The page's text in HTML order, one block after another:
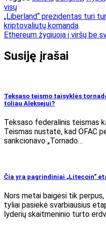
visų
Navigacija
tarp
„Liberland“ prezidentas turi
kriptovaliutų komanda
Ethereum žygiuoja į viršų be
Susiję įrašai
Teksaso teismo taisyklės
toliau Aleksejui?
Teksaso federalinis teismas
Teismas nustatė, kad OFAC
sankcionavo „Tornado…
Čia yra pagrindiniai „Litecoin“
Nors metai baigėsi tik
tyliai pasiekė svarbiausius
lyderių skaitmeninio turto